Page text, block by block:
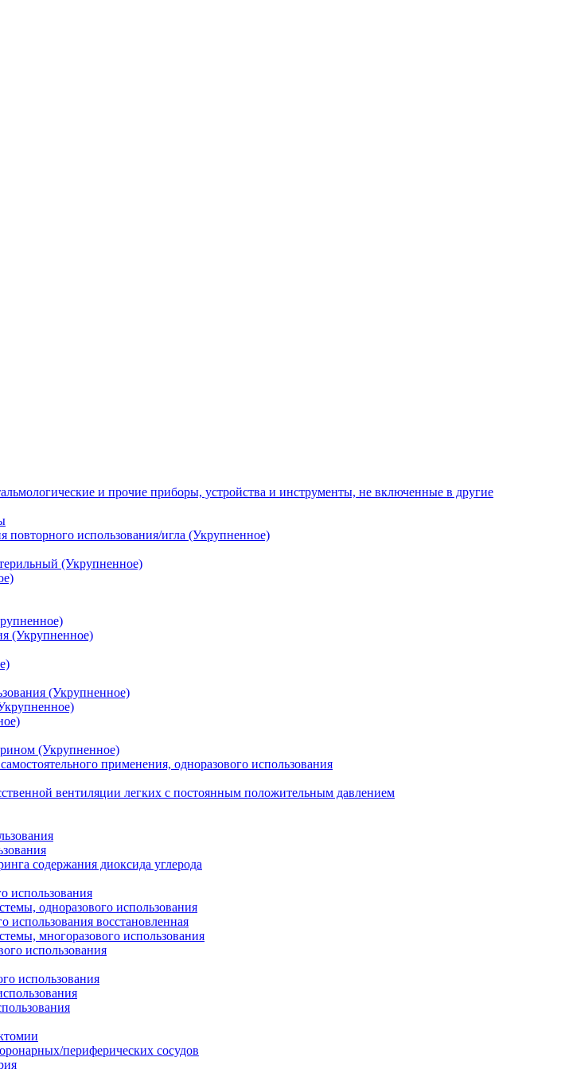
и прочие приборы, устройства и инструменты, не включенные в другие
использования/игла (Укрупненное)
(Укрупненное)
(Укрупненное)
(Укрупненное)
(Укрупненное)
применения, одноразового использования
вентиляции легких с постоянным положительным давлением
содержания диоксида углерода
использования
одноразового использования
использования восстановленная
многоразового использования
использования
использования
периферических сосудов